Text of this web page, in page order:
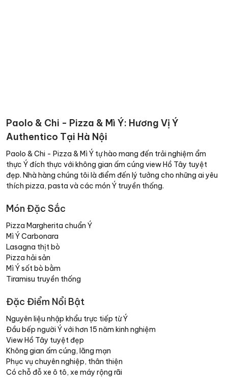
Paolo & Chi - Pizza & Mì Ý: Hương Vị Ý
Authentico Tại Hà Nội
Paolo & Chi - Pizza & Mì Ý tự hào mang đến trải nghiệm ẩm
thực Ý đích thực với không gian ấm cúng view Hồ Tây tuyệt
đẹp. Nhà hàng chúng tôi là điểm đến lý tưởng cho những ai yêu
thích pizza, pasta và các món Ý truyền thống.
Món Đặc Sắc
Pizza Margherita chuẩn Ý
Mì Ý Carbonara
Lasagna thịt bò
Pizza hải sản
Mì Ý sốt bò bằm
Tiramisu truyền thống
Đặc Điểm Nổi Bật
Nguyên liệu nhập khẩu trực tiếp từ Ý
Đầu bếp người Ý với hơn 15 năm kinh nghiệm
View Hồ Tây tuyệt đẹp
Không gian ấm cúng, lãng mạn
Phục vụ chuyên nghiệp, thân thiện
Có chỗ đỗ xe ô tô, xe máy rộng rãi